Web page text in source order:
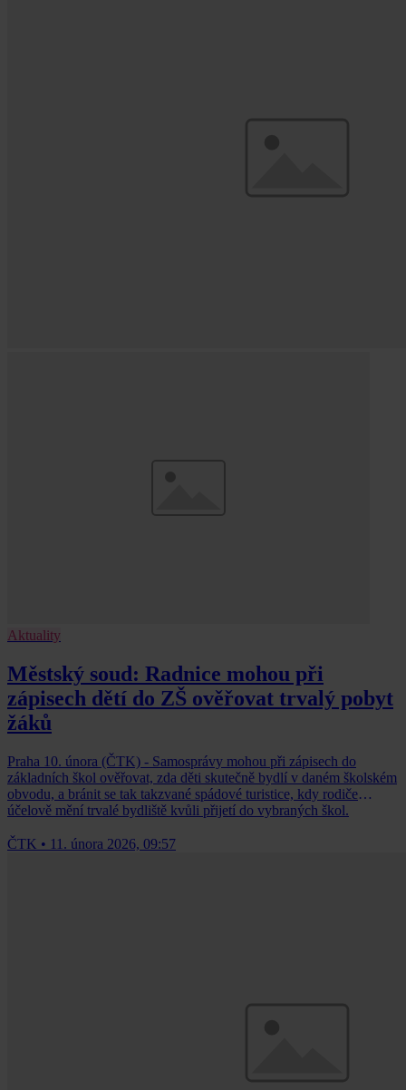
Aktuality
Městský soud: Radnice mohou při
zápisech dětí do ZŠ ověřovat trvalý pobyt
žáků
Praha 10. února (ČTK) - Samosprávy mohou při zápisech do
základních škol ověřovat, zda děti skutečně bydlí v daném školském
obvodu, a bránit se tak takzvané spádové turistice, kdy rodiče
účelově mění trvalé bydliště kvůli přijetí do vybraných škol.
ČTK • 11. února 2026, 09:57